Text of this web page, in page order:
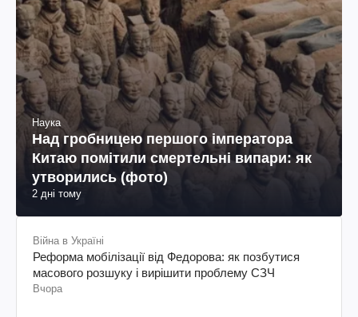
Наука
Над гробницею першого імператора
Китаю помітили смертельні випари: як
утворились (фото)
2 дні тому
Війна в Україні
Реформа мобілізації від Федорова: як позбутися
масового розшуку і вирішити проблему СЗЧ
Вчора